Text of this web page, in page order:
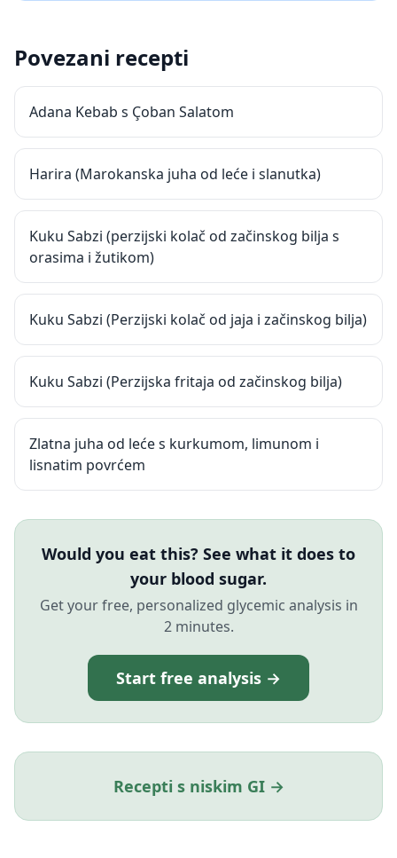
Povezani recepti
Adana Kebab s Çoban Salatom
Harira (Marokanska juha od leće i slanutka)
Kuku Sabzi (perzijski kolač od začinskog bilja s
orasima i žutikom)
Kuku Sabzi (Perzijski kolač od jaja i začinskog bilja)
Kuku Sabzi (Perzijska fritaja od začinskog bilja)
Zlatna juha od leće s kurkumom, limunom i
lisnatim povrćem
Would you eat this? See what it does to
your blood sugar.
Get your free, personalized glycemic analysis in
2 minutes.
Start free analysis →
Recepti s niskim GI →